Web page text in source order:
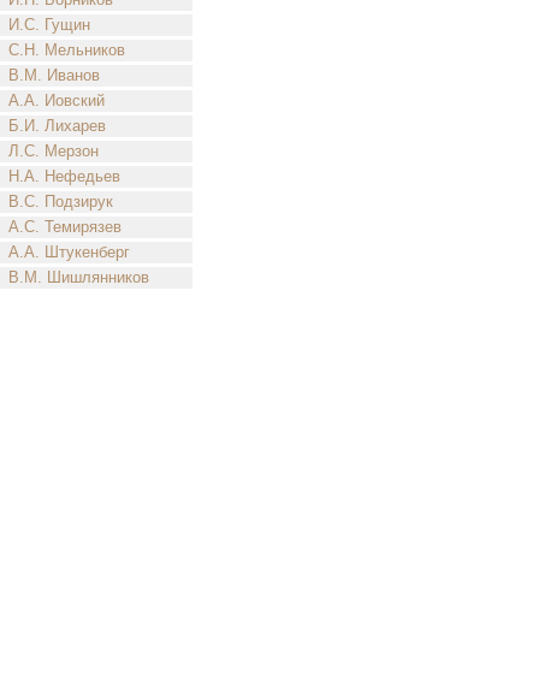
И.С. Гущин
С.Н. Мельников
В.М. Иванов
А.А. Иовский
Б.И. Лихарев
Л.С. Мерзон
Н.А. Нефедьев
В.С. Подзирук
А.С. Темирязев
А.А. Штукенберг
В.М. Шишлянников